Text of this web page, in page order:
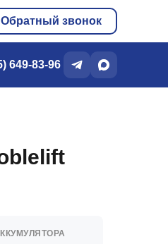
Обратный звонок
649-83-96